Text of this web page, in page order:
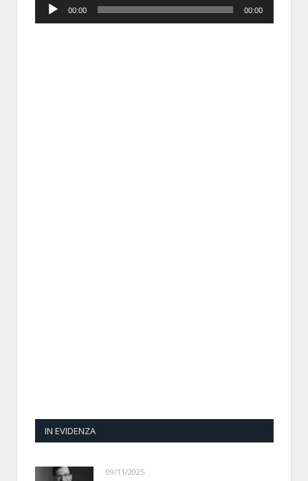
Player
00:00 00:00
IN EVIDENZA
09/11/2025